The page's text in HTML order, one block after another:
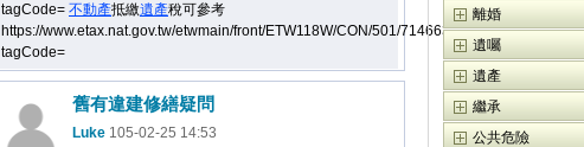
tagCode= 不動產抵繳遺產稅可參考
https://www.etax.nat.gov.tw/etwmain/front/ETW118W/CON/501/7146639812525740038?
tagCode=
舊有違建修繕疑問
Luke 105-02-25 14:53
離婚
遺囑
遺產
繼承
公共危險